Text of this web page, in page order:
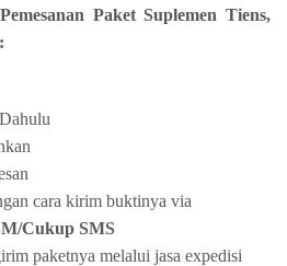
Paket Suplemen Tiens,
cara kirim buktinya via
Cukup SMS
paketnya melalui jasa expedisi